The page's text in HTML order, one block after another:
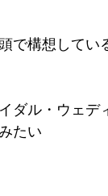
で構想してい
ダル・ウェデ
たい